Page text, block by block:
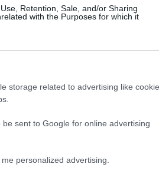
Retention, Sale, and/or Sharing
with the Purposes for which it
storage related to advertising like
sent to Google for online advertising
personalized advertising.